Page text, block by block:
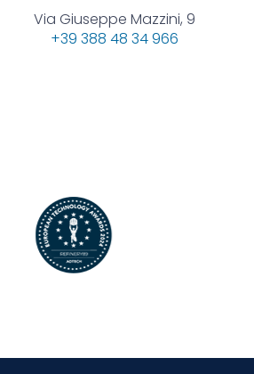
Via Giuseppe Mazzini, 9
+39 388 48 34 966